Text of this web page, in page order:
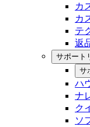
カ
カ
テ
返
サポート
サ
ハ
ナ
ク
ソ